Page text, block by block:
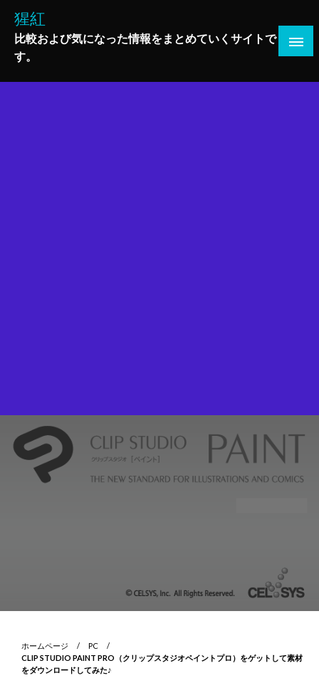
ツ
猩紅
比較および気になった情報をまとめていくサイトで
す。
ホームページ
PC
CLIP STUDIO PAINT PRO（クリップスタジオペイントプロ）をゲットして素材
をダウンロードしてみた♪